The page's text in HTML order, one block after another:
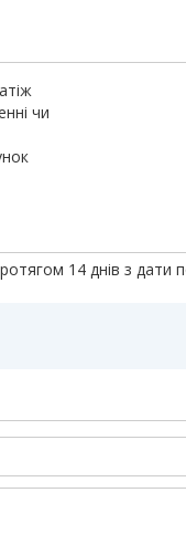
чи
14 днів з дати